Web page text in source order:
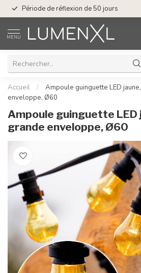
Période de réflexion de 50 jours
MENU
Accueil /
Ampoule guinguette LED
enveloppe, Ø60
Ampoule guinguette LED
grande enveloppe, Ø60